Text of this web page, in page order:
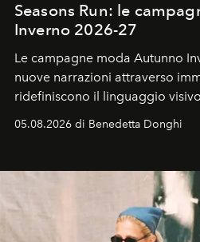
Seasons Run: le
Inverno 2026-27
Le campagne moda Autunno
nuove narrazioni attraverso
ridefiniscono il linguaggio
protagonisti del cinema, volti
contemporanea e storytelling
di esprimere identità, visione
05.08.2026 di Benedetta Donghi